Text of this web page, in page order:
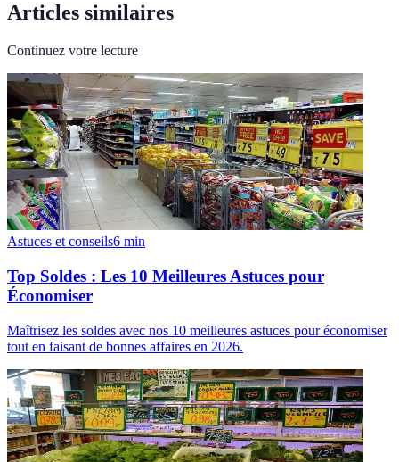
Articles similaires
Continuez votre lecture
Astuces et conseils6 min
Top Soldes : Les 10 Meilleures Astuces pour
Économiser
Maîtrisez les soldes avec nos 10 meilleures astuces pour économiser
tout en faisant de bonnes affaires en 2026.